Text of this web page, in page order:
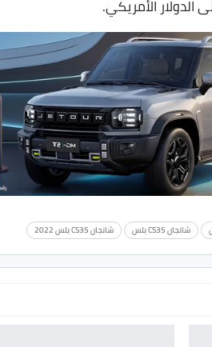
الدولار الأمريكي.
شانجان CS35 بلس شانجان CS35 بلس 2022